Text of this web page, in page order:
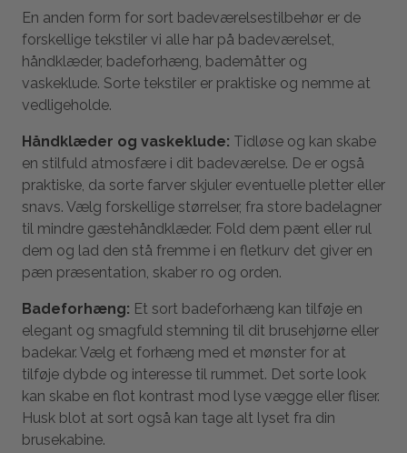
En anden form for sort badeværelsestilbehør er de
forskellige tekstiler vi alle har på badeværelset,
håndklæder, badeforhæng, bademåtter og
vaskeklude. Sorte tekstiler er praktiske og nemme at
vedligeholde.
Håndklæder og vaskeklude: Tidløse og kan skabe
en stilfuld atmosfære i dit badeværelse. De er også
praktiske, da sorte farver skjuler eventuelle pletter eller
snavs. Vælg forskellige størrelser, fra store badelagner
til mindre gæstehåndklæder. Fold dem pænt eller rul
dem og lad den stå fremme i en fletkurv det giver en
pæn præsentation, skaber ro og orden.
Badeforhæng: Et sort badeforhæng kan tilføje en
elegant og smagfuld stemning til dit brusehjørne eller
badekar. Vælg et forhæng med et mønster for at
tilføje dybde og interesse til rummet. Det sorte look
kan skabe en flot kontrast mod lyse vægge eller fliser.
Husk blot at sort også kan tage alt lyset fra din
brusekabine.